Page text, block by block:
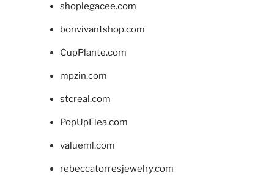
shoplegacee.com
bonvivantshop.com
CupPlante.com
mpzin.com
stcreal.com
PopUpFlea.com
valueml.com
rebeccatorresjewelry.com